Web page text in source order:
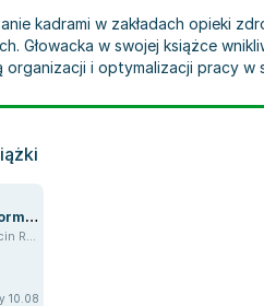
kadrami w zakładach opieki
w swojej książce
i optymalizacji pracy
i
10.08